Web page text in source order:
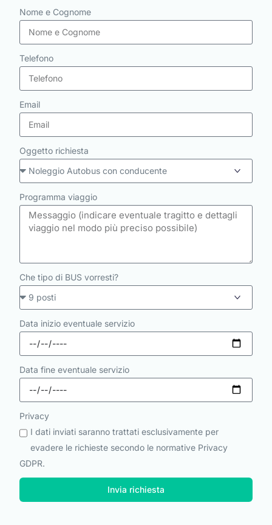
Nome e Cognome
Telefono
Email
Oggetto richiesta
Programma viaggio
Che tipo di BUS vorresti?
Data inizio eventuale servizio
Data fine eventuale servizio
Privacy
I dati inviati saranno trattati esclusivamente per
evadere le richieste secondo le normative Privacy
GDPR.
Invia richiesta